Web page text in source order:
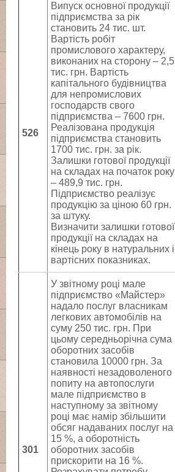
526
Випуск основної продукції
підприємства за рік
становить 24 тис. шт.
Вартість робіт
промислового характеру,
виконаних на сторону – 2,5
тис. грн. Вартість
капітального будівництва
для непромислових
господарств свого
підприємства – 7600 грн.
Реалізована продукція
підприємства становить
1700 тис. грн. за рік.
Залишки готової продукції
на складах на початок року
– 489,9 тис. грн.
Підприємство реалізує
продукцію за ціною 60 грн.
за штуку.
Визначити залишки готової
продукції на складах на
кінець року в натуральних і
вартісних показниках.
301
У звітному році мале
підприємство «Майстер»
надало послуг власникам
легкових автомобілів на
суму 250 тис. грн. При
цьому середньорічна сума
оборотних засобів
становила 10000 грн. За
наявності незадоволеного
попиту на автопослуги
мале підприємство в
наступному за звітному
році має намір збільшити
обсяг надаваних послуг на
15 %, а оборотність
оборотних засобів
прискорити на 16 %.